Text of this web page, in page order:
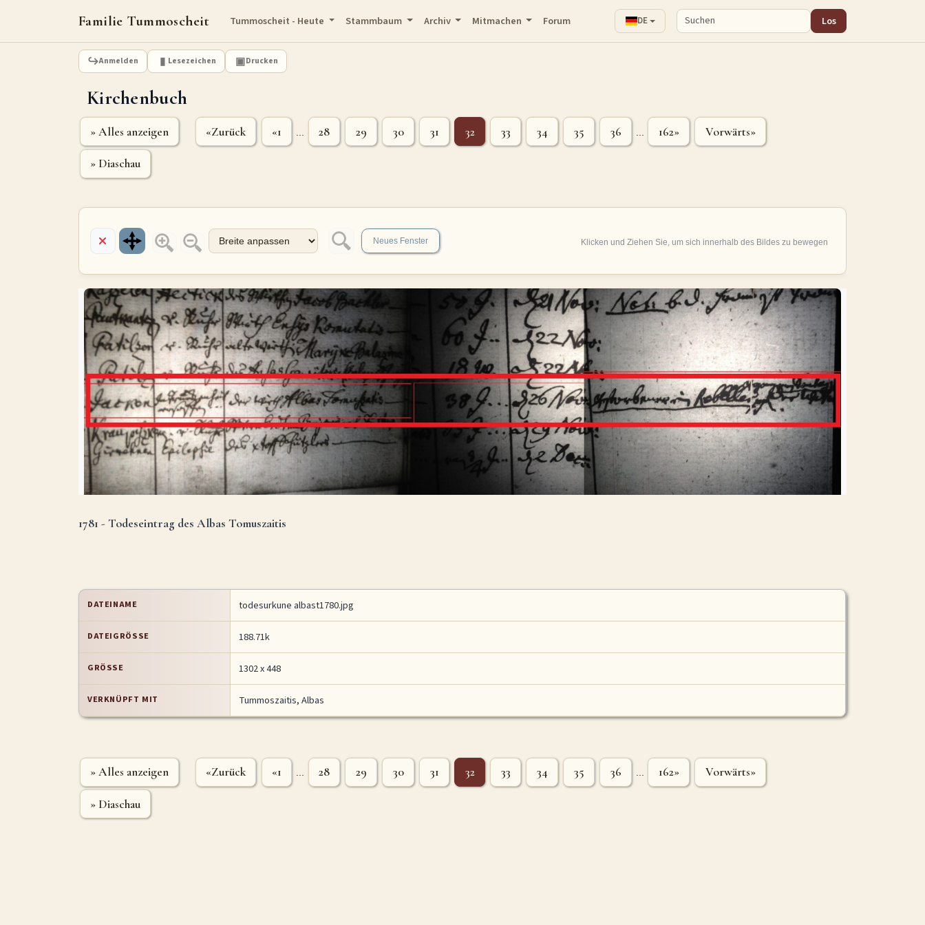
Familie Tummoscheit Tummoscheit - Heute Stammbaum Archiv Mitmachen Forum DE Los
Anmelden Lesezeichen Drucken
Kirchenbuch
» Alles anzeigen «Zurück «1 28 29 30 31 32 33 34 35 36 162» Vorwärts»
» Diaschau
1781 - Todeseintrag des Albas Tomuszaitis
DATEINAME todesurkune albast1780.jpg
DATEIGRÖSSE 188.71k
GRÖSSE 1302 x 448
VERKNÜPFT MIT Tummoszaitis, Albas
» Alles anzeigen «Zurück «1 28 29 30 31 32 33 34 35 36 162» Vorwärts»
» Diaschau